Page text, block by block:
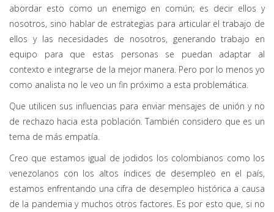
abordar esto como un enemigo en común; es decir ellos y
nosotros, sino hablar de estrategias para articular el trabajo de
ellos y las necesidades de nosotros, generando trabajo en
equipo para que estas personas se puedan adaptar al
contexto e integrarse de la mejor manera. Pero por lo menos yo
como analista no le veo un fin próximo a esta problemática.
Que utilicen sus influencias para enviar mensajes de unión y no
de rechazo hacia esta población. También considero que es un
tema de más empatía.
Creo que estamos igual de jodidos los colombianos como los
venezolanos con los altos índices de desempleo en el país,
estamos enfrentando una cifra de desempleo histórica a causa
de la pandemia y muchos otros factores. Es por esto que, si no